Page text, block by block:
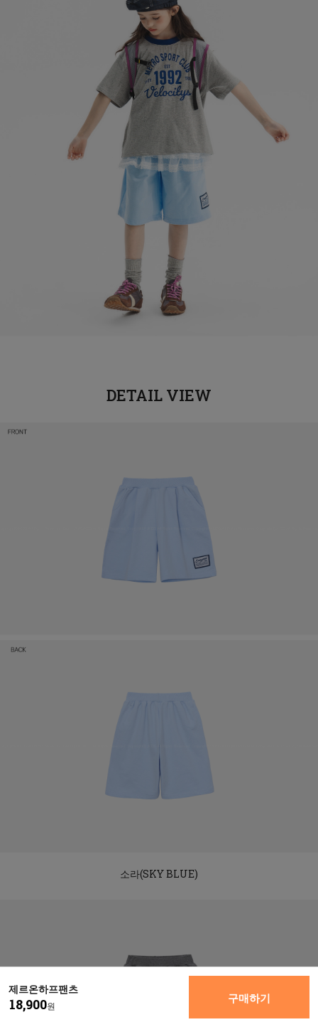
제르온하프팬츠
18,900원
구매하기
소라(SKY BLUE)